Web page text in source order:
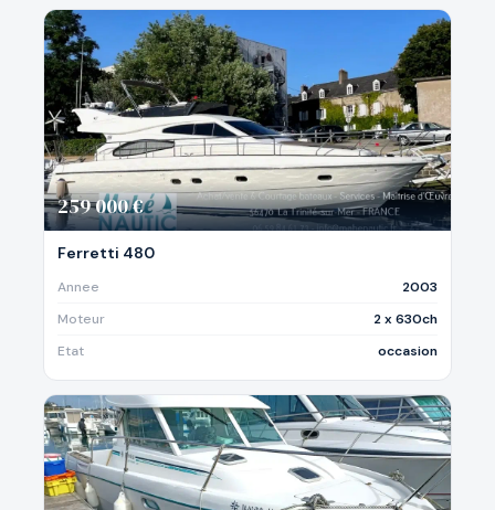
259 000 €
Ferretti 480
Annee
2003
Moteur
2 x 630ch
Etat
occasion